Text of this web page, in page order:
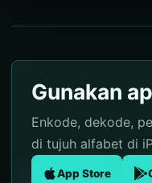
Gunakan
Enkode, dekode,
di tujuh alfabet di
App Store